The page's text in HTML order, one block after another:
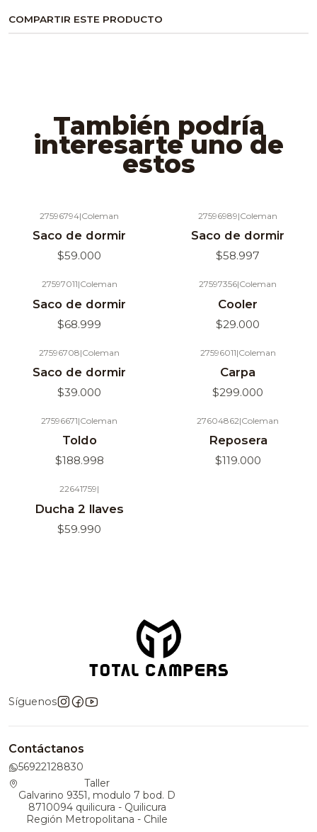
COMPARTIR ESTE PRODUCTO
También podría
interesarte uno de
estos
27596794|Coleman
Saco de dormir
$59.000
27596989|Coleman
Saco de dormir
$58.997
27597011|Coleman
Saco de dormir
$68.999
27597356|Coleman
Cooler
$29.000
27596708|Coleman
Saco de dormir
$39.000
27596011|Coleman
Carpa
$299.000
27596671|Coleman
Toldo
$188.998
27604862|Coleman
Reposera
$119.000
22641759|
Ducha 2 llaves
$59.990
Síguenos
Contáctanos
56922128830
Taller
Galvarino 9351, modulo 7 bod. D
8710094 quilicura - Quilicura
Región Metropolitana - Chile